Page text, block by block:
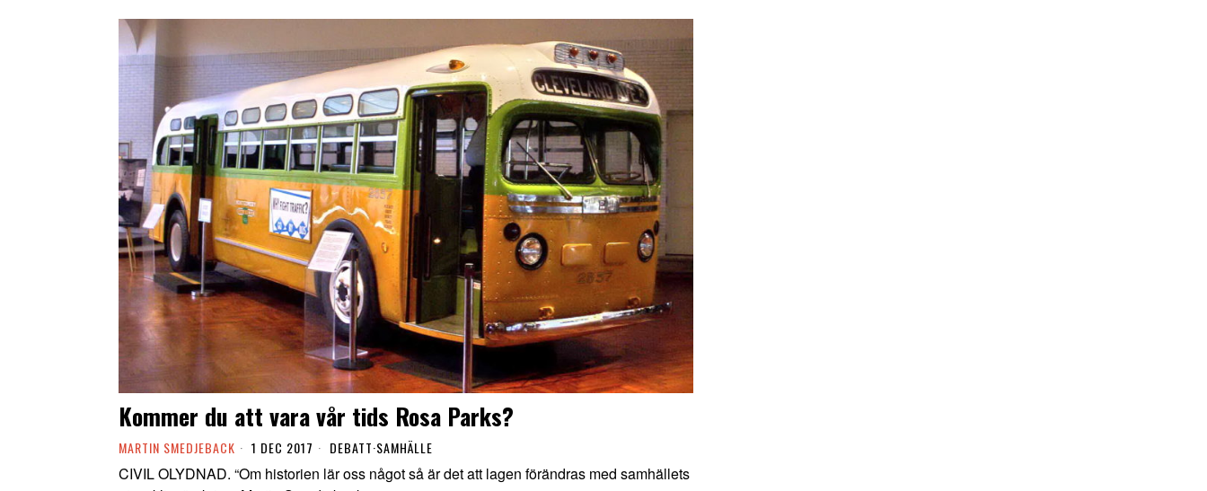
Kommer du att vara vår tids Rosa Parks?
MARTIN SMEDJEBACK 1 DEC 2017 DEBATT·SAMHÄLLE
CIVIL OLYDNAD. “Om historien lär oss något så är det att lagen förändras med samhällets